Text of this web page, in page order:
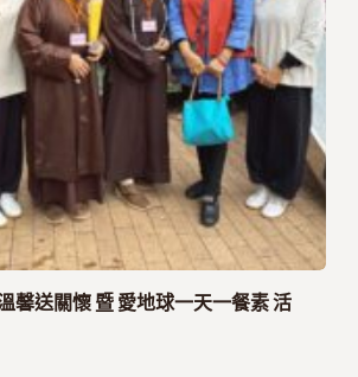
馨送關懷 暨 愛地球一天一餐素 活